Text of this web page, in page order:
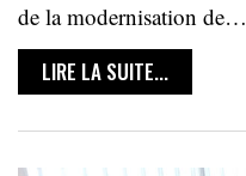
de la modernisation de…
LIRE LA SUITE...